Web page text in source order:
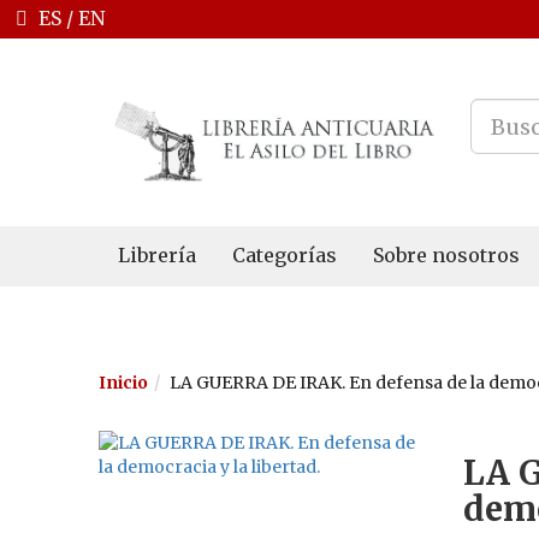
ES / EN
Librería Categorías Sobre nosotros
Inicio LA GUERRA DE IRAK. En defensa de la
LA